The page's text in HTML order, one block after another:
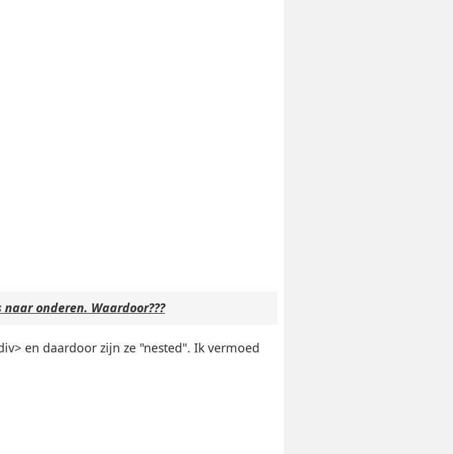
onderen. Waardoor???
en daardoor zijn ze "nested". Ik vermoed